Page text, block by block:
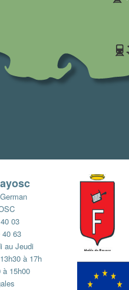
03
63
au Jeudi
à 17h
à 15h00